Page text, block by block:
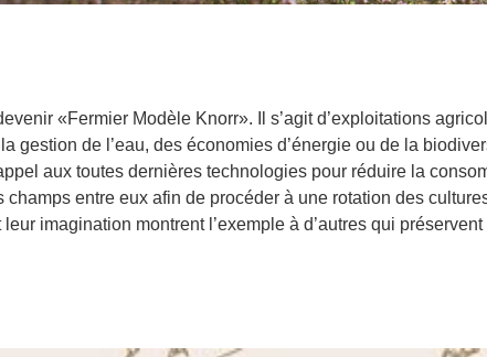
«Fermier Modèle Knorr». Il s’agit d’exploitations
gestion de l’eau, des économies d’énergie ou de la
aux toutes dernières technologies pour réduire la
entre eux afin de procéder à une rotation des
imagination montrent l’exemple à d’autres qui